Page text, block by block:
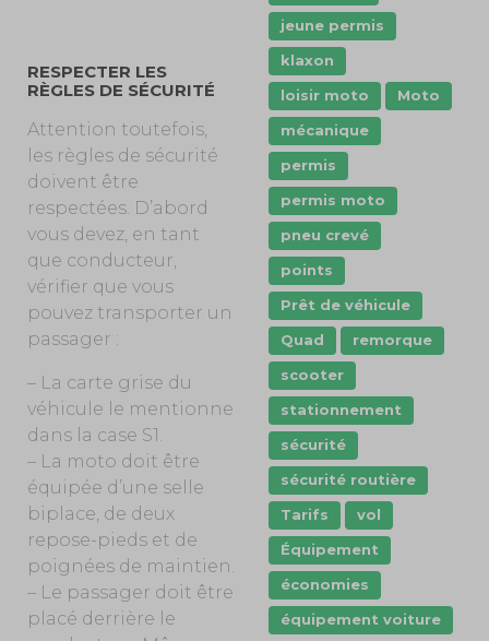
RESPECTER LES
RÈGLES DE SÉCURITÉ
Attention toutefois,
les règles de sécurité
doivent être
respectées. D’abord
vous devez, en tant
que conducteur,
vérifier que vous
pouvez transporter un
passager :
– La carte grise du
véhicule le mentionne
dans la case S1.
– La moto doit être
équipée d’une selle
biplace, de deux
repose-pieds et de
poignées de maintien.
– Le passager doit être
placé derrière le
jeune permis
klaxon
loisir moto
Moto
mécanique
permis
permis moto
pneu crevé
points
Prêt de véhicule
Quad
remorque
scooter
stationnement
sécurité
sécurité routière
Tarifs
vol
Équipement
économies
équipement voiture